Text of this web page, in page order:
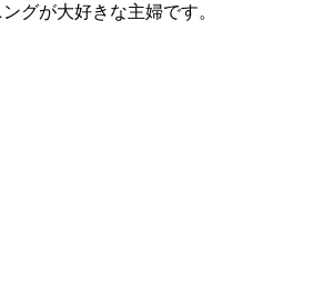
グが大好きな主婦です。